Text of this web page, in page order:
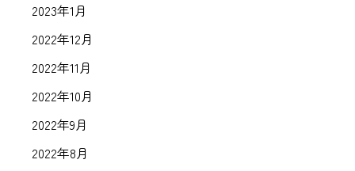
2023年1月
2022年12月
2022年11月
2022年10月
2022年9月
2022年8月